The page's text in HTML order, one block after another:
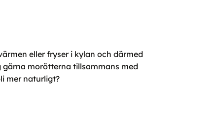
eller fryser i kylan och därmed
gärna morötterna tillsammans med
mer naturligt?